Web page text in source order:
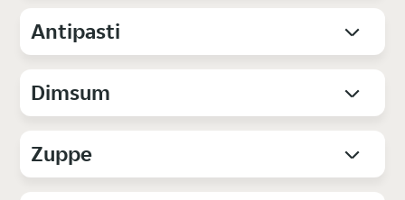
Antipasti
Dimsum
Zuppe